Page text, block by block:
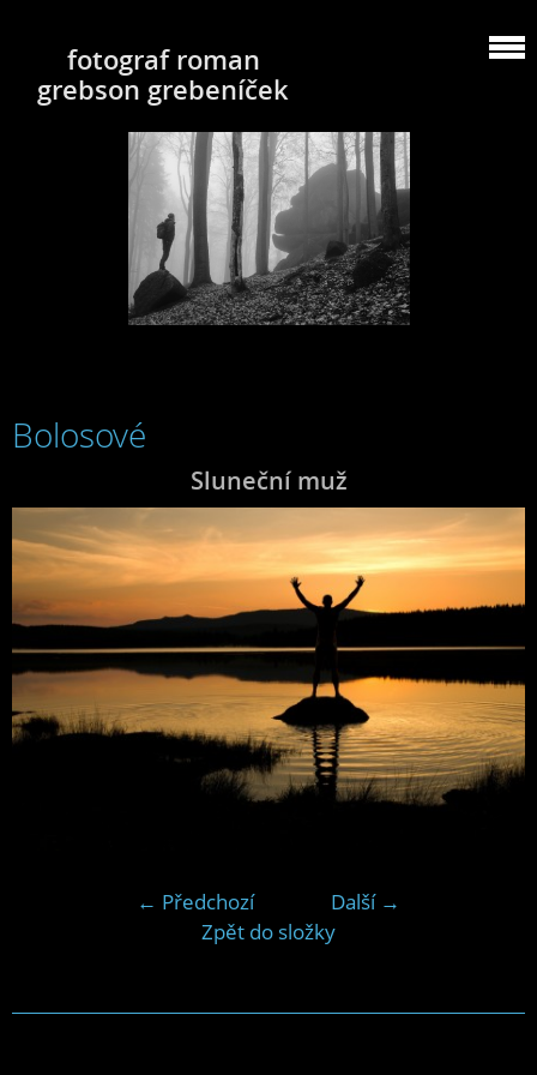
fotograf roman
grebson grebeníček
Bolosové
Sluneční muž
← Předchozí
Další →
Zpět do složky